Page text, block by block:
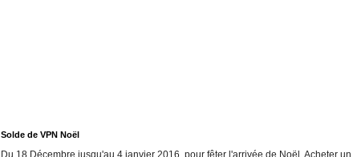
Solde de VPN Noël
Du 18 Décembre jusqu'au 4 janvier 2016, pour fêter l'arrivée de Noël, Acheter un